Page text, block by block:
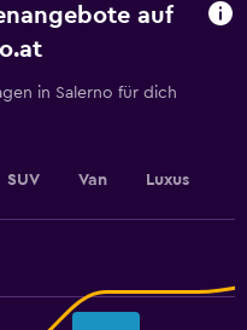
auf
in Salerno für dich
SUV Van Luxus